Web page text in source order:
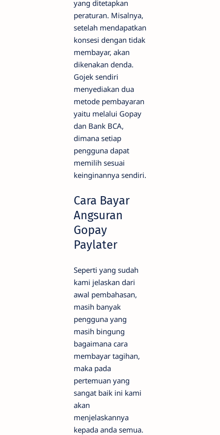
yang ditetapkan
peraturan. Misalnya,
setelah mendapatkan
konsesi dengan tidak
membayar, akan
dikenakan denda.
Gojek sendiri
menyediakan dua
metode pembayaran
yaitu melalui Gopay
dan Bank BCA,
dimana setiap
pengguna dapat
memilih sesuai
keinginannya sendiri.
Cara Bayar
Angsuran
Gopay
Paylater
Seperti yang sudah
kami jelaskan dari
awal pembahasan,
masih banyak
pengguna yang
masih bingung
bagaimana cara
membayar tagihan,
maka pada
pertemuan yang
sangat baik ini kami
akan
menjelaskannya
kepada anda semua.